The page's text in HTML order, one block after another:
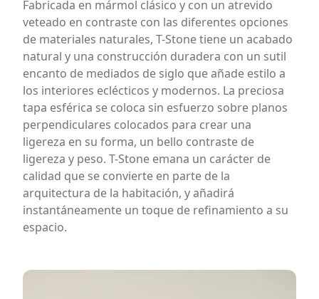
LÍQUIDOS: Cualquier líquido que quede en la superficie de una
piedra puede penetrar en ella, incluso si está sellada. El
mármol es sensible a las sustancias ácidas, como el zumo de
limón, el vino, el café, el vinagre, etc. Limpie inmediatamente
los líquidos derramados para evitar que se agrieten o
manchen.
CALOR: El mármol es resistente al calor, pero recomendamos
utilizar un trébede o una almohadilla caliente para proteger la
superficie de sartenes o platos calientes.
LIMPIEZA: Utilice un limpiador suave para piedra o jabón
natural y agua tibia para limpiar la superficie. No utilice lejía ni
limpiadores fuertes.
SELLADO: Recomendamos sellar el mármol una vez cada 2
años, dependiendo del uso.
MANCHAS: Al igual que otros materiales naturales como la
madera, el mármol es poroso y puede mancharse. Limpie los
derrames inmediatamente para evitar manchas.
RAYADO: El mármol es una piedra relativamente blanda y
Fabricada en mármol clásico y con un atrevido
veteado en contraste con las diferentes opciones
de materiales naturales, T-Stone tiene un acabado
natural y una construcción duradera con un sutil
encanto de mediados de siglo que añade estilo a
los interiores eclécticos y modernos. La preciosa
tapa esférica se coloca sin esfuerzo sobre planos
perpendiculares colocados para crear una
ligereza en su forma, un bello contraste de
ligereza y peso. T-Stone emana un carácter de
calidad que se convierte en parte de la
arquitectura de la habitación, y añadirá
instantáneamente un toque de refinamiento a su
espacio.